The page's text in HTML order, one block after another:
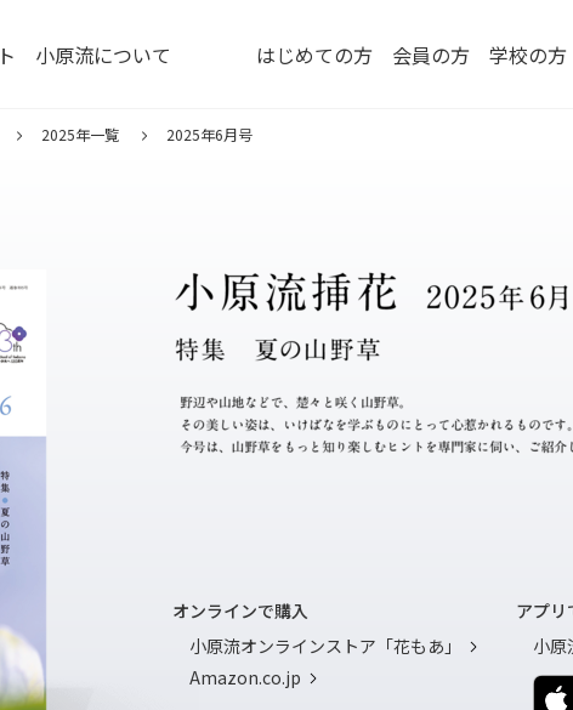
小原流について はじめての方 会員の方 学校の方
2025年一覧 2025年6月号
オンラインで購入
小原流オンラインストア「花もあ」
Amazon.co.jp
アプリ
小